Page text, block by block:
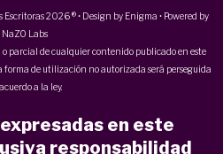
Escritoras 2026 ® • Design by Enigma • Powered by
NaZO Labs
parcial de cualquier contenido publicado en este
forma de utilización no autorizada será perseguida
a la ley.
en este
responsabilidad